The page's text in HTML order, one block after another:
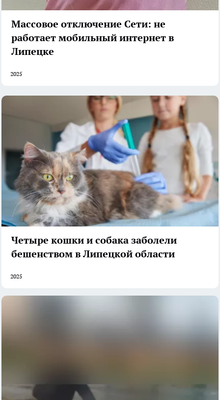
Массовое отключение Сети: не
работает мобильный интернет в
Липецке
2025
Четыре кошки и собака заболели
бешенством в Липецкой области
2025